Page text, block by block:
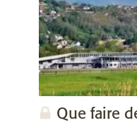
Que faire